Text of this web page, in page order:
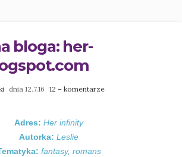
bloga: her-
dnia 12.7.16 12 – komentarze
Adres: Her infinity
Autorka: Leslie
fantasy, romans